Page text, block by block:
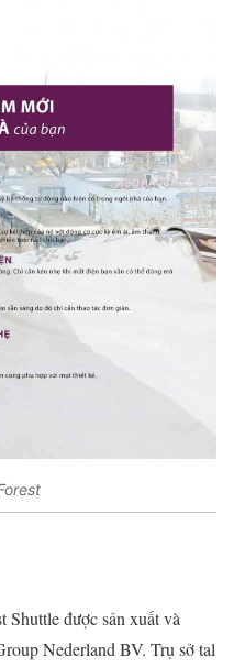
Shuttle được sản xuất và
Nederland BV. Trụ sở tal